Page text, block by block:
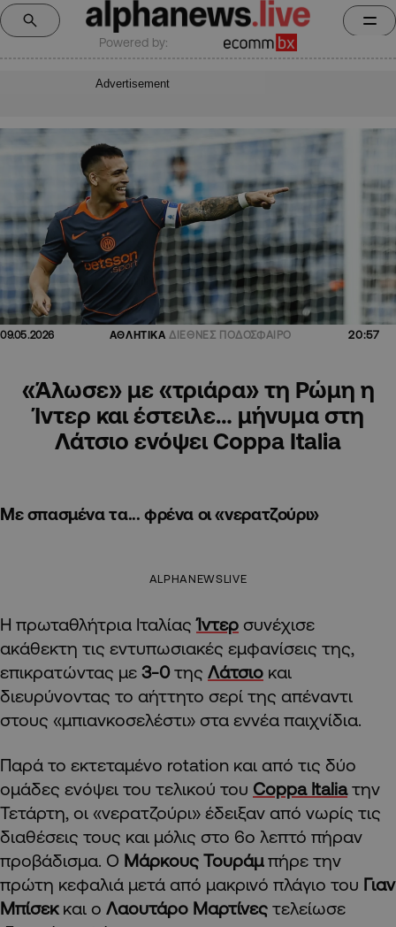
Powered by:
Advertisement
09.05.2026 ΑΘΛΗΤΙΚΑ ΔΙΕΘΝΕΣ ΠΟΔΟΣΦΑΙΡΟ 20:57
«Άλωσε» με «τριάρα» τη Ρώμη η
Ίντερ και έστειλε… μήνυμα στη
Λάτσιο ενόψει Coppa Italia
Με σπασμένα τα... φρένα οι «νερατζούρι»
ALPHANEWSLIVE
Η πρωταθλήτρια ΙταλίαςΊντερ συνέχισε
ακάθεκτη τις εντυπωσιακές εμφανίσεις της,
επικρατώντας με 3-0της Λάτσιο και
διευρύνοντας το αήττητο σερί της απέναντι
στους «μπιανκοσελέστι» στα εννέα παιχνίδια.
Παρά το εκτεταμένο rotation και από τις δύο
ομάδες ενόψει του τελικού του Coppa Italiaτην
Τετάρτη, οι «νερατζούρι» έδειξαν από νωρίς τις
διαθέσεις τους και μόλις στο 6ο λεπτό πήραν
προβάδισμα. Ο Μάρκους Τουράμπήρε την
πρώτη κεφαλιά μετά από μακρινό πλάγιο του Γιαν
Μπίσεκκαι ο Λαουτάρο Μαρτίνες τελείωσε